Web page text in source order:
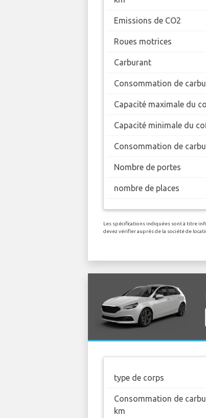
Emissions de CO2
Roues motrices
Carburant
Consommation de
Capacité maximale du
Capacité minimale du
Consommation de
Nombre de portes
nombre de places
Les spécifications indiquées sont à titre
devez vérifier auprès de la société de
type de corps
Consommation de
km